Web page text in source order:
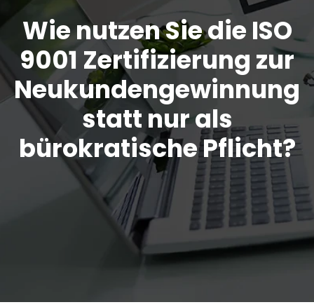
Wie nutzen Sie die ISO
9001 Zertifizierung zur
Neukundengewinnung
statt nur als
bürokratische Pflicht?